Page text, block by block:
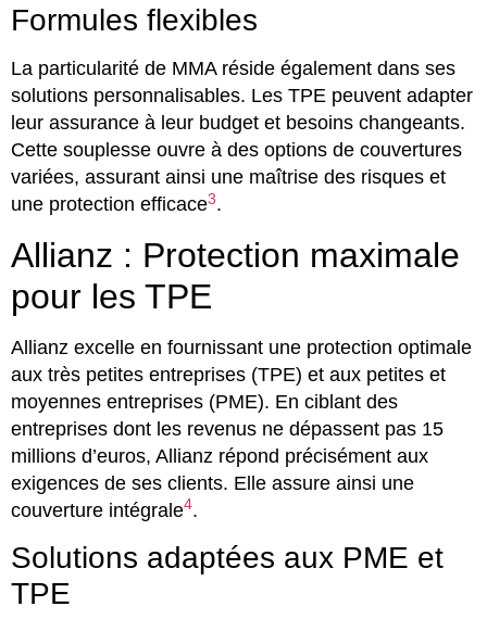
Formules flexibles
La particularité de MMA réside également dans ses
solutions personnalisables. Les TPE peuvent adapter
leur assurance à leur budget et besoins changeants.
Cette souplesse ouvre à des options de couvertures
variées, assurant ainsi une maîtrise des risques et
une protection efficace3.
Allianz : Protection maximale
pour les TPE
Allianz excelle en fournissant une protection optimale
aux très petites entreprises (TPE) et aux petites et
moyennes entreprises (PME). En ciblant des
entreprises dont les revenus ne dépassent pas 15
millions d’euros, Allianz répond précisément aux
exigences de ses clients. Elle assure ainsi une
couverture intégrale4.
Solutions adaptées aux PME et
TPE